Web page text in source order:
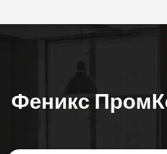
Феникс